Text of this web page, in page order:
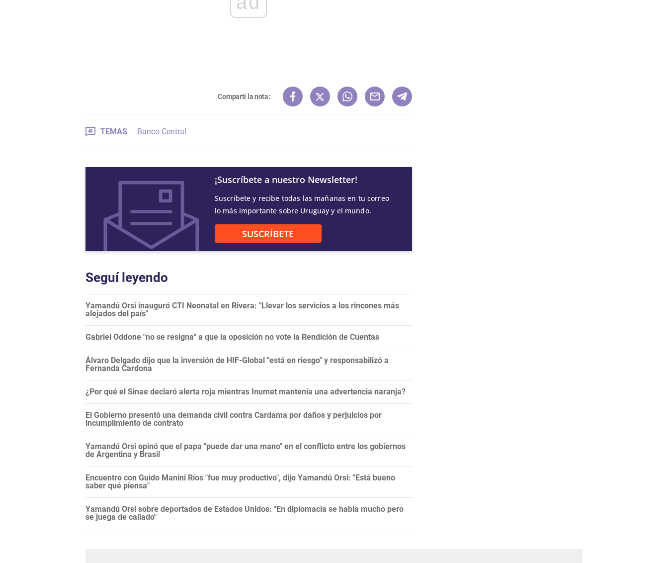
Compartí la nota:
TEMAS Banco Central
¡Suscríbete a nuestro Newsletter!
Suscríbete y recibe todas las mañanas en tu correo
lo más importante sobre Uruguay y el mundo.
SUSCRÍBETE
Seguí leyendo
Yamandú Orsi inauguró CTI Neonatal en Rivera: "Llevar los servicios a los rincones más
alejados del país"
Gabriel Oddone "no se resigna" a que la oposición no vote la Rendición de Cuentas
Álvaro Delgado dijo que la inversión de HIF-Global "está en riesgo" y responsabilizó a
Fernanda Cardona
¿Por qué el Sinae declaró alerta roja mientras Inumet mantenía una advertencia naranja?
El Gobierno presentó una demanda civil contra Cardama por daños y perjuicios por
incumplimiento de contrato
Yamandú Orsi opinó que el papa "puede dar una mano" en el conflicto entre los gobiernos
de Argentina y Brasil
Encuentro con Guido Manini Ríos "fue muy productivo", dijo Yamandú Orsi: "Está bueno
saber qué piensa"
Yamandú Orsi sobre deportados de Estados Unidos: "En diplomacia se habla mucho pero
se juega de callado"